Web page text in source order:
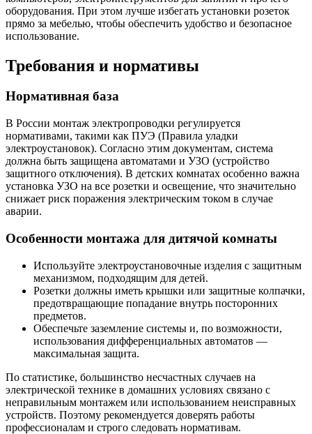
оборудования. При этом лучше избегать установки розеток
прямо за мебелью, чтобы обеспечить удобство и безопасное
использование.
Требования и нормативы
Нормативная база
В России монтаж электропроводки регулируется
нормативами, такими как ПУЭ (Правила уладки
электроустановок). Согласно этим документам, система
должна быть защищена автоматами и УЗО (устройство
защитного отключения). В детских комнатах особенно важна
установка УЗО на все розетки и освещение, что значительно
снижает риск поражения электрическим током в случае
аварии.
Особенности монтажа для дитячой комнаты
Используйте электроустановочные изделия с защитным
механизмом, подходящим для детей.
Розетки должны иметь крышки или защитные колпачки,
предотвращающие попадание внутрь посторонних
предметов.
Обеспечьте заземление системы и, по возможности,
использования дифференциальных автоматов —
максимальная защита.
По статистике, большинство несчастных случаев на
электрической технике в домашних условиях связано с
неправильным монтажем или использованием неисправных
устройств. Поэтому рекомендуется доверять работы
профессионалам и строго следовать нормативам.